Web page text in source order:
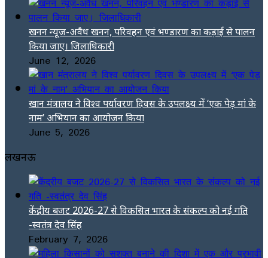
खनन न्यूज-अवैध खनन, परिवहन एवं भण्डारण का कड़ाई से पालन
किया जाए। जिलाधिकारी
June 12, 2026
खान मंत्रालय ने विश्व पर्यावरण दिवस के उपलक्ष्य में ‘एक पेड़ मां के
नाम’ अभियान का आयोजन किया
June 5, 2026
लखनऊ
केंद्रीय बजट 2026-27 से विकसित भारत के संकल्प को नई गति
-स्वतंत्र देव सिंह
February 7, 2026